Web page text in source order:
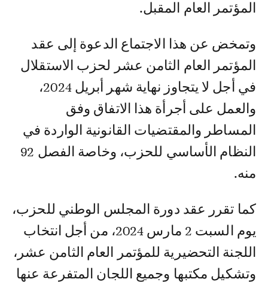
المؤتمر العام المقبل.
وتمخض عن هذا الاجتماع الدعوة إلى عقد
المؤتمر العام الثامن عشر لحزب الاستقلال
في أجل لا يتجاوز نهاية شهر أبريل 2024،
والعمل على أجرأة هذا الاتفاق وفق
المساطر والمقتضيات القانونية الواردة في
النظام الأساسي للحزب، وخاصة الفصل 92
منه.
كما تقرر عقد دورة المجلس الوطني للحزب،
يوم السبت 2 مارس 2024، من أجل انتخاب
اللجنة التحضيرية للمؤتمر العام الثامن عشر،
وتشكيل مكتبها وجميع اللجان المتفرعة عنها